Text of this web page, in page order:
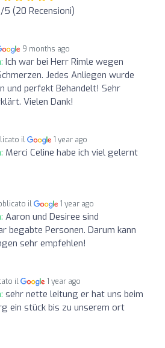
/5 (20 Recensioni)
9 months ago
Ich war bei Herr Rimle wegen
Jedes Anliegen wurde
und perfekt Behandelt! Sehr
Vielen Dank!
il 1 year ago
Merci Celine habe ich viel gelernt
il 1 year ago
Aaron und Desiree sind
begabte Personen. Darum kann
sehr empfehlen!
il 1 year ago
sehr nette leitung er hat uns beim
ein stück bis zu unserem ort